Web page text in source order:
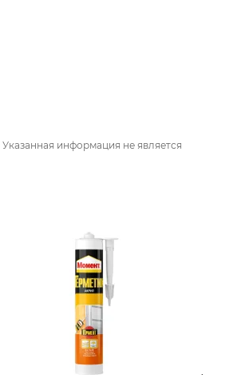
информация не является